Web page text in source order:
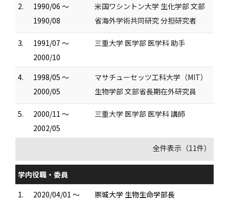
2.
1990/06 ～
1990/08
米国ワシントン大学 生化学部 文部
省海外学術共同研究 分担研究者
3.
1991/07 ～
2000/10
三重大学 医学部 医学科 助手
4.
1998/05 ～
2000/05
マサチューセッツ工科大学（MIT）
生物学部 文部省長期在外研究員
5.
2000/11 ～
2002/05
三重大学 医学部 医学科 講師
全件表示（11件）
学内役職・委員
1.
2020/04/01 ～
崇城大学 生物生命学部長